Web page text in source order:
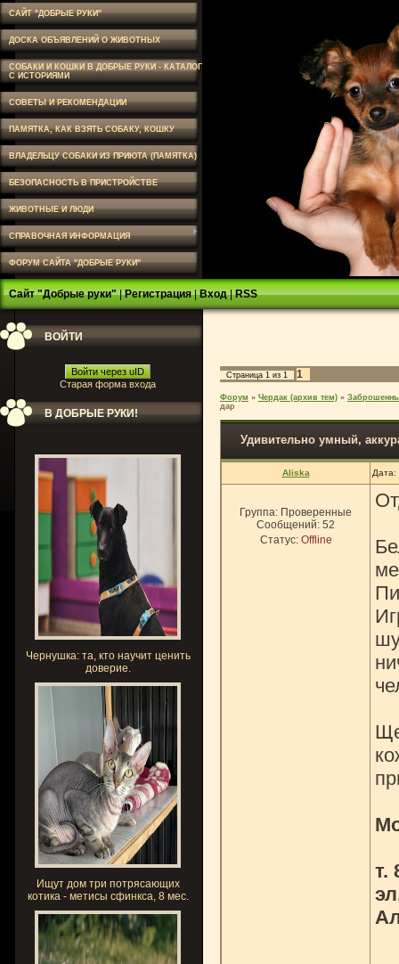
САЙТ "ДОБРЫЕ РУКИ"
ДОСКА ОБЪЯВЛЕНИЙ О ЖИВОТНЫХ
СОБАКИ И КОШКИ В ДОБРЫЕ РУКИ - КАТАЛОГ
С ИСТОРИЯМИ
СОВЕТЫ И РЕКОМЕНДАЦИИ
ПАМЯТКА, КАК ВЗЯТЬ СОБАКУ, КОШКУ
ВЛАДЕЛЬЦУ СОБАКИ ИЗ ПРИЮТА (ПАМЯТКА)
БЕЗОПАСНОСТЬ В ПРИСТРОЙСТВЕ
ЖИВОТНЫЕ И ЛЮДИ
СПРАВОЧНАЯ ИНФОРМАЦИЯ
ФОРУМ САЙТА "ДОБРЫЕ РУКИ"
Сайт "Добрые руки"|Регистрация|Вход|RSS
ВОЙТИ
Войти через uID
Старая форма входа
В ДОБРЫЕ РУКИ!
Чернушка: та, кто научит ценить
доверие.
Ищут дом три потрясающих
котика - метисы сфинкса, 8 мес.
Страница 1 из 1 1
Форум » Чердак (архив тем) »
дар
Удивительно умный,
Aliska
Группа: Проверенные
Сообщений: 52
Статус: Offline
т.